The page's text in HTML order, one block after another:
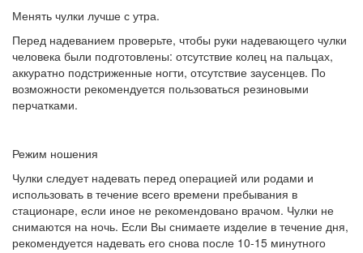
Менять чулки лучше с утра.
Перед надеванием проверьте, чтобы руки надевающего чулки
человека были подготовлены: отсутствие колец на пальцах,
аккуратно подстриженные ногти, отсутствие заусенцев. По
возможности рекомендуется пользоваться резиновыми
перчатками.
Режим ношения
Чулки следует надевать перед операцией или родами и
использовать в течение всего времени пребывания в
стационаре, если иное не рекомендовано врачом. Чулки не
снимаются на ночь. Если Вы снимаете изделие в течение дня,
рекомендуется надевать его снова после 10-15 минутного